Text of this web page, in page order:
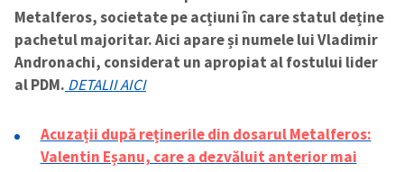
Metalferos, societate pe acțiuni în care statul deține
pachetul majoritar. Aici apare și numele lui Vladimir
Andronachi, considerat un apropiat al fostului lider
al PDM. DETALII AICI
Acuzații după reținerile din dosarul Metalferos:
Valentin Eșanu, care a dezvăluit anterior mai